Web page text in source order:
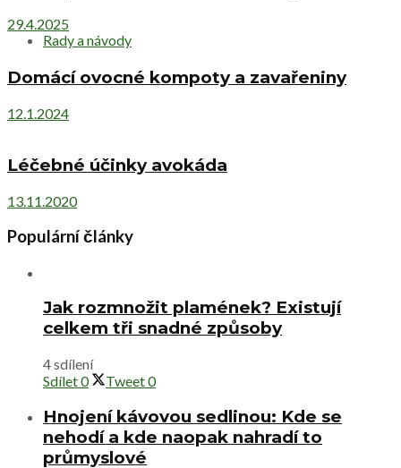
Rady a návody
29.4.2025
Domácí ovocné kompoty a zavařeniny
12.1.2024
Léčebné účinky avokáda
13.11.2020
Populární články
Jak rozmnožit plamének? Existují
celkem tři snadné způsoby
4 sdílení
Sdílet0 Tweet0
Hnojení kávovou sedlinou: Kde se
nehodí a kde naopak nahradí to
průmyslové